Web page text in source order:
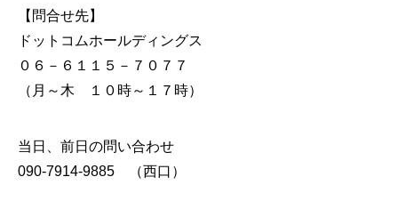
【問合せ先】
ドットコムホールディングス
０６－６１１５－７０７７
（月～木 １０時～１７時）
当日、前日の問い合わせ
090-7914-9885 （西口）